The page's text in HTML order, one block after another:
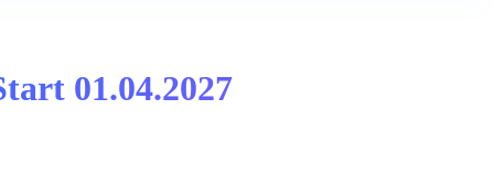
01.04.2027